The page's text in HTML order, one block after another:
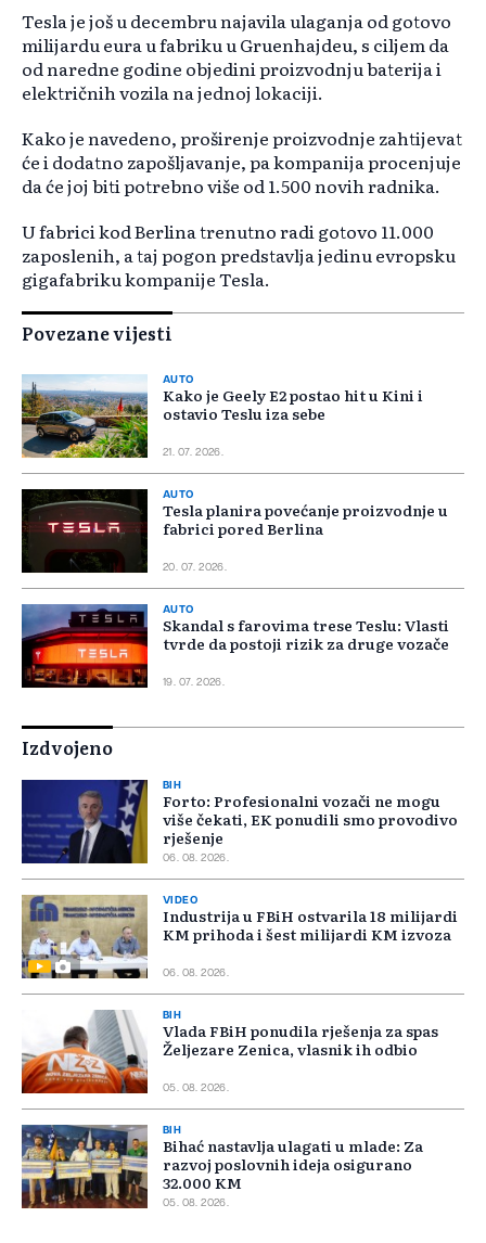
Tesla je još u decembru najavila ulaganja od gotovo
milijardu eura u fabriku u Gruenhajdeu, s ciljem da
od naredne godine objedini proizvodnju baterija i
električnih vozila na jednoj lokaciji.
Kako je navedeno, proširenje proizvodnje zahtijevat
će i dodatno zapošljavanje, pa kompanija procenjuje
da će joj biti potrebno više od 1.500 novih radnika.
U fabrici kod Berlina trenutno radi gotovo 11.000
zaposlenih, a taj pogon predstavlja jedinu evropsku
gigafabriku kompanije Tesla.
Povezane vijesti
AUTO
Kako je Geely E2 postao hit u Kini i
ostavio Teslu iza sebe
21. 07. 2026.
AUTO
Tesla planira povećanje proizvodnje u
fabrici pored Berlina
20. 07. 2026.
AUTO
Skandal s farovima trese Teslu: Vlasti
tvrde da postoji rizik za druge vozače
19. 07. 2026.
Izdvojeno
BIH
Forto: Profesionalni vozači ne mogu
više čekati, EK ponudili smo provodivo
rješenje
06. 08. 2026.
VIDEO
Industrija u FBiH ostvarila 18 milijardi
KM prihoda i šest milijardi KM izvoza
06. 08. 2026.
BIH
Vlada FBiH ponudila rješenja za spas
Željezare Zenica, vlasnik ih odbio
05. 08. 2026.
BIH
Bihać nastavlja ulagati u mlade: Za
razvoj poslovnih ideja osigurano
32.000 KM
05. 08. 2026.